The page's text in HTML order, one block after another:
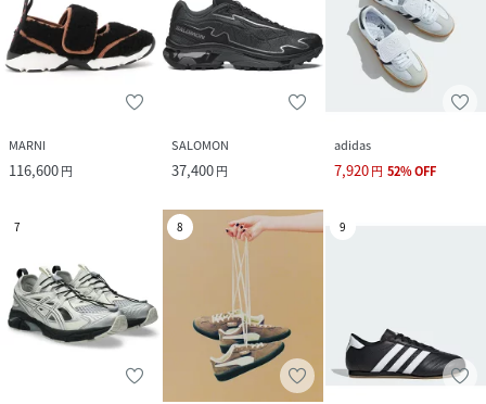
MARNI
116,600円
SALOMON
37,400円
adidas
7,920円 52%OFF
7 8 9